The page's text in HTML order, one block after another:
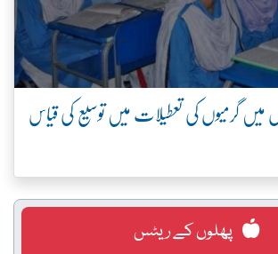
گرمیوں کی تعطیلات میں توسیع کی قیاس
پھلوں کے ریٹس